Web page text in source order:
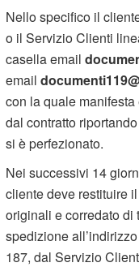
Nello specifico il
o il Servizio Clienti
casella email
email
con la quale
dal contratto
si è perfezionato.
Nei successivi 14
cliente deve restituire
originali e corredato di
spedizione
187, dal Servizio